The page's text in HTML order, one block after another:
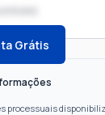
Grátis
processuais